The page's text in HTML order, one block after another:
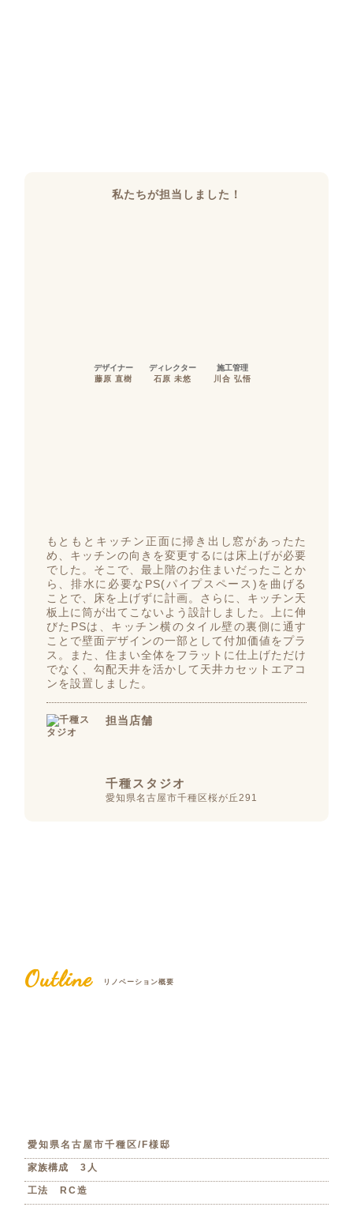
私たちが担当しました！
デザイナー
藤原 直樹
ディレクター
石原 未悠
施工管理
川合 弘悟
もともとキッチン正面に掃き出し窓があったた
め、キッチンの向きを変更するには床上げが必要
でした。そこで、最上階のお住まいだったことか
ら、排水に必要なPS(パイプスペース)を曲げる
ことで、床を上げずに計画。さらに、キッチン天
板上に筒が出てこないよう設計しました。上に伸
びたPSは、キッチン横のタイル壁の裏側に通す
ことで壁面デザインの一部として付加価値をプラ
ス。また、住まい全体をフラットに仕上げただけ
でなく、勾配天井を活かして天井カセットエアコ
ンを設置しました。
担当店舗
千種スタジオ
愛知県名古屋市千種区桜が丘291
Outline リノベーション概要
愛知県名古屋市千種区/F様邸
家族構成 3人
工法 RC造